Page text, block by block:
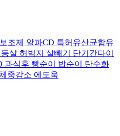
조제 알파CD 특허유산균함유
살 허벅지 살빼기 단기간다이
과식후 빵순이 밥순이 탄수화
중감소 에도움